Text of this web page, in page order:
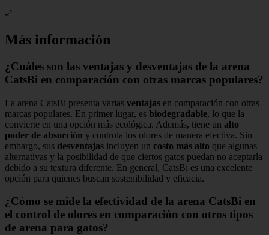
«`
Más información
¿Cuáles son las ventajas y desventajas de la arena
CatsBi en comparación con otras marcas populares?
La arena CatsBi presenta varias ventajas en comparación con otras
marcas populares. En primer lugar, es biodegradable, lo que la
convierte en una opción más ecológica. Además, tiene un alto
poder de absorción y controla los olores de manera efectiva. Sin
embargo, sus desventajas incluyen un costo más alto que algunas
alternativas y la posibilidad de que ciertos gatos puedan no aceptarla
debido a su textura diferente. En general, CatsBi es una excelente
opción para quienes buscan sostenibilidad y eficacia.
¿Cómo se mide la efectividad de la arena CatsBi en
el control de olores en comparación con otros tipos
de arena para gatos?